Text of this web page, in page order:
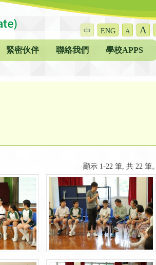
中 ENG A A
緊密伙伴 聯絡我們 學校APPS
顯示 1-22 筆, 共 22 筆。